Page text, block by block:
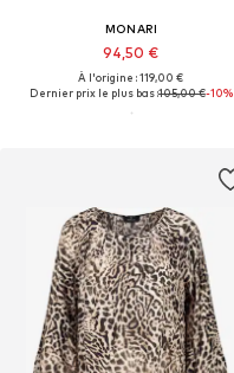
MONARI
94,50 €
À l'origine : 119,00 €
Dernier prix le plus bas :105,00 €-10%